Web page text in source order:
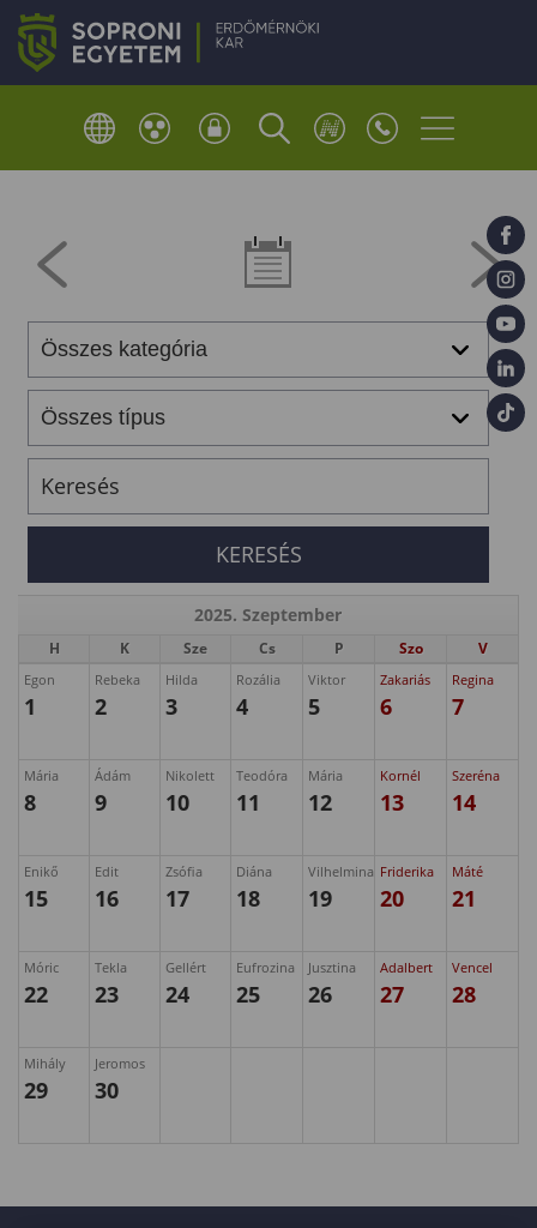
2025. Szeptember
H K Sze Cs P Szo V
Egon
1
Rebeka
2
Hilda
3
Rozália
4
Viktor
5
Zakariás
6
Regina
7
Mária
8
Ádám
9
Nikolett
10
Teodóra
11
Mária
12
Kornél
13
Szeréna
14
Enikő
15
Edit
16
Zsófia
17
Diána
18
Vilhelmina
19
Friderika
20
Máté
21
Móric
22
Tekla
23
Gellért
24
Eufrozina
25
Jusztina
26
Adalbert
27
Vencel
28
Mihály
29
Jeromos
30